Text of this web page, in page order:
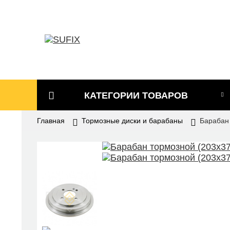
КАТЕГОРИИ ТОВАРОВ
Аксессуары для СТО
Амортизаторы
Датчики
Детали подвески и рулевого
Главная Тормозные диски и барабаны